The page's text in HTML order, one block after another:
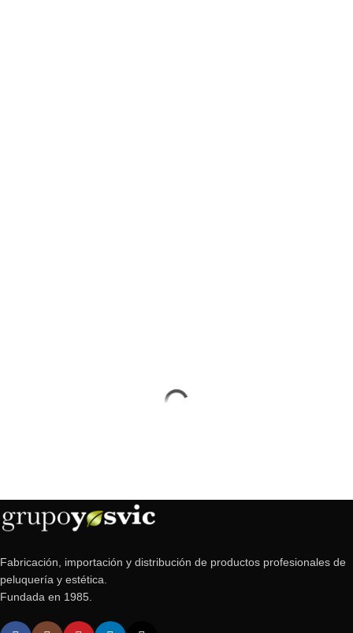
Fabricación, importación y distribución de productos profesionales de
peluquería y estética.
Fundada en 1985.